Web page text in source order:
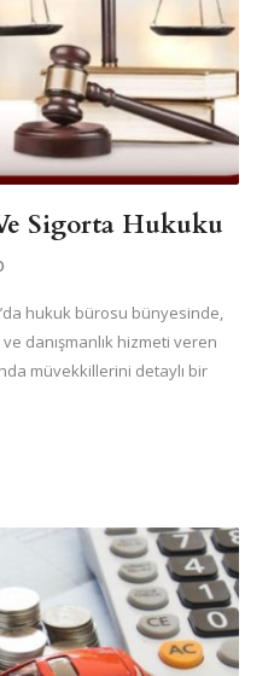
Sigorta Hukuku
hukuk bürosu bünyesinde,
danışmanlık hizmeti veren
müvekkillerini detaylı bir